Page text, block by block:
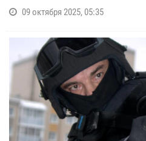
09 октября 2025, 05:35